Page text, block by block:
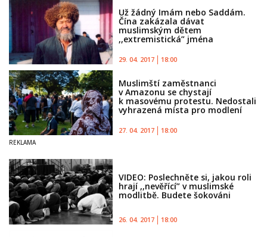
Už žádný Imám nebo Saddám.
Čína zakázala dávat
muslimským dětem
,,extremistická” jména
29. 04. 2017 18:00
Muslimští zaměstnanci
v Amazonu se chystají
k masovému protestu. Nedostali
vyhrazená místa pro modlení
27. 04. 2017 18:00
VIDEO: Poslechněte si, jakou roli
hrají ,,nevěřící” v muslimské
modlitbě. Budete šokováni
26. 04. 2017 18:00